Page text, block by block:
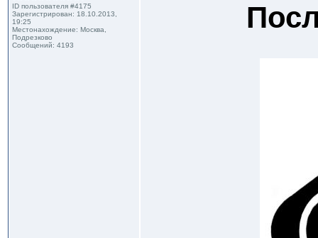
ID пользователя #4175
Зарегистрирован: 18.10.2013,
19:25
Местонахождение: Москва,
Подрезково
Сообщений: 4193